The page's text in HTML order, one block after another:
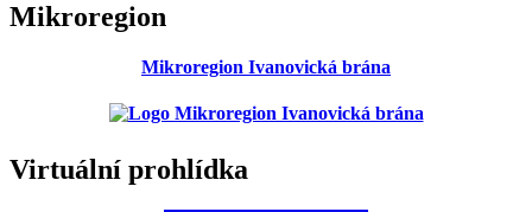
Mikroregion
Mikroregion Ivanovická brána
Virtuální prohlídka